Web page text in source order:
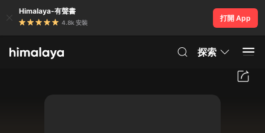
Himalaya-有聲書
4.8k 安裝
打開 App
探索